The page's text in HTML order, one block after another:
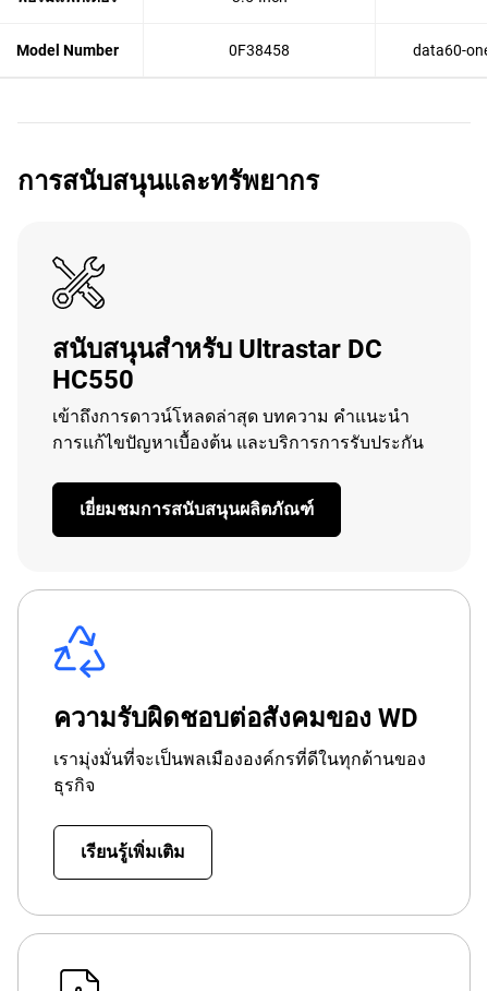
Model Number 0F38458 data60-
การสนับสนุนและทรัพยากร
สนับสนุนสำหรับ Ultrastar DC
HC550
เข้าถึงการดาวน์โหลดล่าสุด บทความ คำแนะนำ
การแก้ไขปัญหาเบื้องต้น และบริการการรับประกัน
เยี่ยมชมการสนับสนุนผลิตภัณฑ์
ความรับผิดชอบต่อสังคมของ WD
เรามุ่งมั่นที่จะเป็นพลเมืององค์กรที่ดีในทุกด้านของ
ธุรกิจ
เรียนรู้เพิ่มเติม